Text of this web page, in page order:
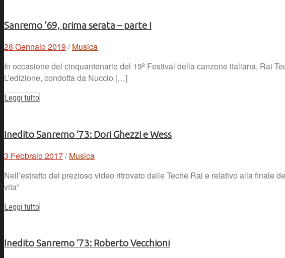
Sanremo ’69, prima serata – parte I
28 Gennaio 2019 / Musica
In occasione del cinquantenario del 19º Festival della canzone italiana, Rai
L’edizione, condotta da Nuccio […]
Leggi tutto
Inedito Sanremo ’73: Dori Ghezzi e Wess
3 Febbraio 2017/ Musica
Nell’estratto del prezioso video ritrovato dalle Teche Rai e relativo alla finale
vita”
Leggi tutto
Inedito Sanremo ’73: Roberto Vecchioni